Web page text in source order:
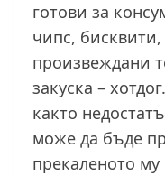
готови за
чипс,
произвеждани
закуска –
както
може да бъде
прекаленото